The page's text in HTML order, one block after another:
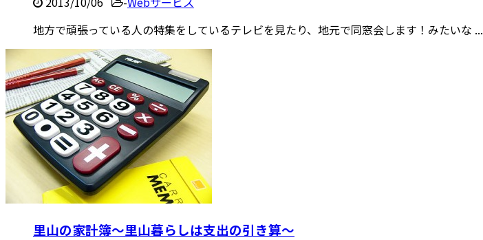
地方で頑張っている人の特集をしているテレビを見たり、地元で同窓会します！みたいな ...
里山の家計簿～里山暮らしは支出の引き算～